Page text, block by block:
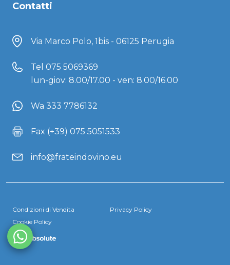
Contatti
Via Marco Polo, 1bis - 06125 Perugia
Tel 075 5069369
lun-giov: 8.00/17.00 - ven: 8.00/16.00
Wa 333 7786132
Fax (+39) 075 5051533
info@frateindovino.eu
Condizioni di Vendita
Privacy Policy
Cookie Policy